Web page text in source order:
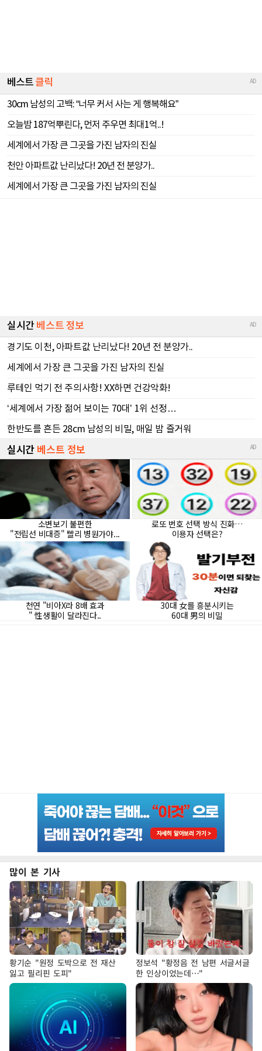
많이 본 기사
황기순 "원정 도박으로 전 재산
잃고 필리핀 도피"
정보석 "황정음 전 남편 서글서글
한 인상이었는데…"